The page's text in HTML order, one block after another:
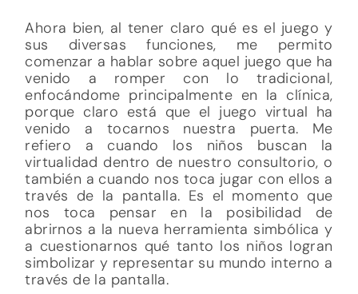
Ahora bien, al tener claro qué es el juego y
sus diversas funciones, me permito
comenzar a hablar sobre aquel juego que ha
venido a romper con lo tradicional,
enfocándome principalmente en la clínica,
porque claro está que el juego virtual ha
venido a tocarnos nuestra puerta. Me
refiero a cuando los niños buscan la
virtualidad dentro de nuestro consultorio, o
también a cuando nos toca jugar con ellos a
través de la pantalla. Es el momento que
nos toca pensar en la posibilidad de
abrirnos a la nueva herramienta simbólica y
a cuestionarnos qué tanto los niños logran
simbolizar y representar su mundo interno a
través de la pantalla.